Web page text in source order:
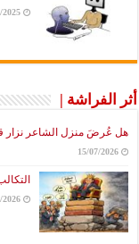
2025
أثر الفراشة |
هل عُرضَ منزل الشاعر نزار
15/07/2026
2026